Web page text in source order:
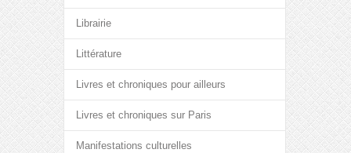
Librairie
Littérature
Livres et chroniques pour ailleurs
Livres et chroniques sur Paris
Manifestations culturelles